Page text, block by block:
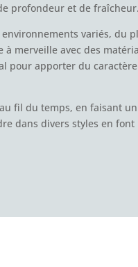
profondeur et de fraîcheur.
variés, du
merveille avec des
pour apporter du
fil du temps, en faisant
dans divers styles en